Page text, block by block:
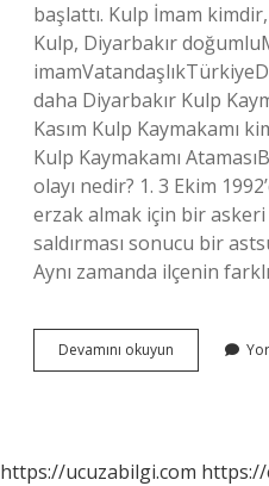
başlattı. Kulp İmam
Kulp, Diyarbakır
daha Diyarbakır Kulp
Kasım Kulp Kaymakamı
Kulp Kaymakamı
olayı nedir? 1. 3 Ekim
erzak almak için bir askeri
saldırması sonucu bir
Aynı zamanda ilçenin
Devamını okuyun Kaymakam
Imamı
https://ucuzabilgi.com https://